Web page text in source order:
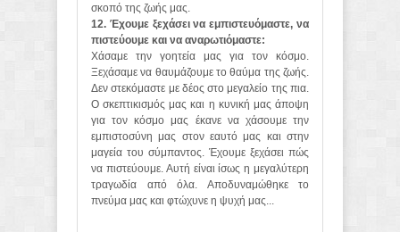
σκοπό της ζωής μας.
12. Έχουμε ξεχάσει να εμπιστευόμαστε, να
πιστεύουμε και να αναρωτιόμαστε:
Χάσαμε την γοητεία μας για τον κόσμο.
Ξεχάσαμε να θαυμάζουμε το θαύμα της ζωής.
Δεν στεκόμαστε με δέος στο μεγαλείο της πια.
Ο σκεπτικισμός μας και η κυνική μας άποψη
για τον κόσμο μας έκανε να χάσουμε την
εμπιστοσύνη μας στον εαυτό μας και στην
μαγεία του σύμπαντος. Έχουμε ξεχάσει πώς
να πιστεύουμε. Αυτή είναι ίσως η μεγαλύτερη
τραγωδία από όλα. Αποδυναμώθηκε το
πνεύμα μας και φτώχυνε η ψυχή μας...